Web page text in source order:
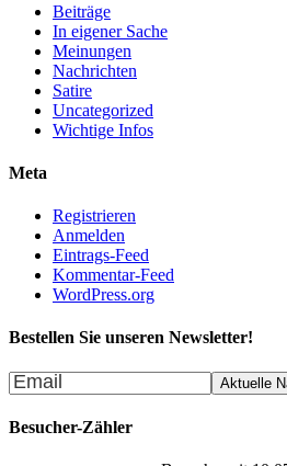
Beiträge
In eigener Sache
Meinungen
Nachrichten
Satire
Uncategorized
Wichtige Infos
Meta
Registrieren
Anmelden
Eintrags-Feed
Kommentar-Feed
WordPress.org
Bestellen Sie unseren Newsletter!
Besucher-Zähler